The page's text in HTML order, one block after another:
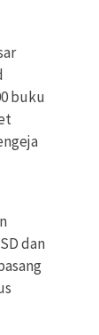
buku
dan